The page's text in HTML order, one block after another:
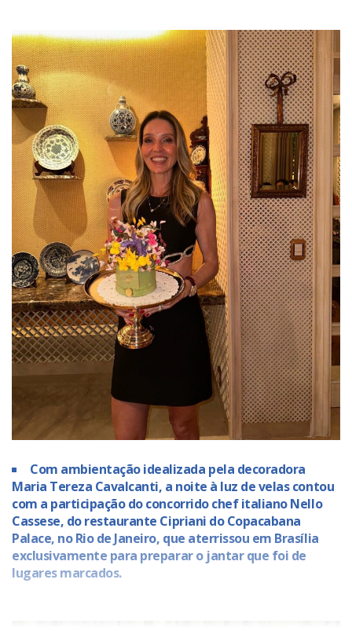
Com ambientação idealizada pela decoradora
Maria Tereza Cavalcanti, a noite à luz de velas contou
com a participação do concorrido chef italiano Nello
Cassese, do restaurante Cipriani do Copacabana
Palace, no Rio de Janeiro, que aterrissou em Brasília
exclusivamente para preparar o jantar que foi de
lugares marcados.